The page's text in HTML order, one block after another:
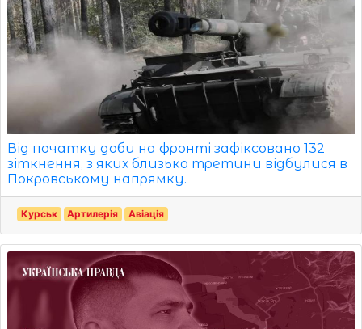
Від початку доби на фронті зафіксовано 132
зіткнення, з яких близько третини відбулися в
Покровському напрямку.
Курськ Артилерія Авіація